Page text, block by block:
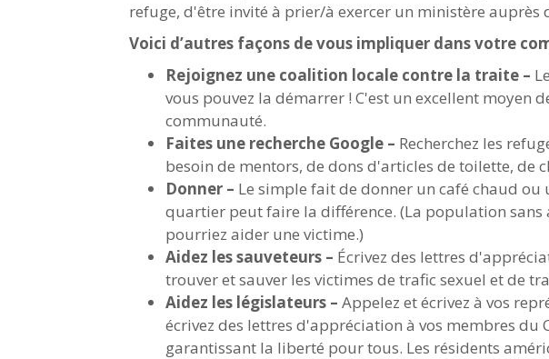
refuge, d'être invité à prier/à exercer un ministère auprès
Voici d’autres façons de vous impliquer dans votre
Rejoignez une coalition locale contre la traite –
vous pouvez la démarrer ! C'est un excellent moyen
communauté.
Faites une recherche Google – Recherchez les
besoin de mentors, de dons d'articles de toilette, de
Donner – Le simple fait de donner un café chaud
quartier peut faire la différence. (La population
pourriez aider une victime.)
Aidez les sauveteurs – Écrivez des lettres
trouver et sauver les victimes de trafic sexuel et de
Aidez les législateurs – Appelez et écrivez à vos
écrivez des lettres d'appréciation à vos membres
garantissant la liberté pour tous. Les résidents